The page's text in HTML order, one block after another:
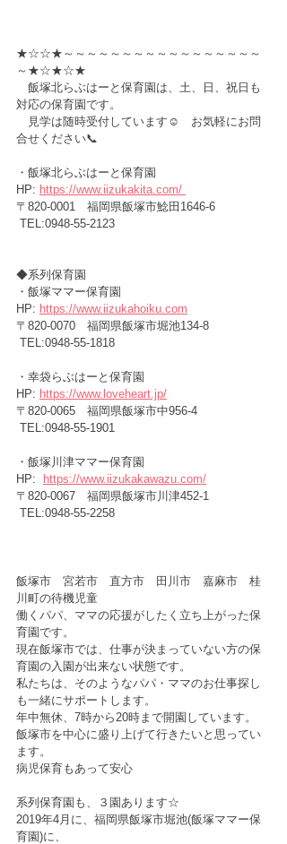
★☆☆★～～～～～～～～～～～～～～～～～
～★☆★☆★
飯塚北らぶはーと保育園は、土、日、祝日も
対応の保育園です。
見学は随時受付しています☺️　お気軽にお問
合せください📞
・飯塚北らぶはーと保育園
HP: https://www.iizukakita.com/
〒820-0001　福岡県飯塚市鯰田1646-6
TEL:0948-55-2123
◆系列保育園
・飯塚ママー保育園
HP: https://www.iizukahoiku.com
〒820-0070　福岡県飯塚市堀池134-8
TEL:0948-55-1818
・幸袋らぶはーと保育園
HP: https://www.loveheart.jp/
〒820-0065　福岡県飯塚市中956-4
TEL:0948-55-1901
・飯塚川津ママー保育園
HP:
https://www.iizukakawazu.com/
〒820-0067　福岡県飯塚市川津452-1
TEL:0948-55-2258
飯塚市　宮若市　直方市　田川市　嘉麻市　桂
川町の待機児童
働くパパ、ママの応援がしたく立ち上がった保
育園です。
現在飯塚市では、仕事が決まっていない方の保
育園の入園が出来ない状態です。
私たちは、そのようなパパ・ママのお仕事探し
も一緒にサポートします。
年中無休、7時から20時まで開園しています。
飯塚市を中心に盛り上げて行きたいと思ってい
ます。
病児保育もあって安心
系列保育園も、３園あります☆
2019年4月に、福岡県飯塚市堀池(飯塚ママー保
育園)に、